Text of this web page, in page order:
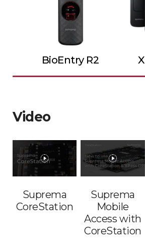
BioEntry R2
Video
Suprema
CoreStation
Suprema
Mobile
Access with
CoreStation